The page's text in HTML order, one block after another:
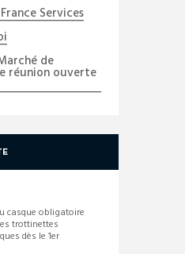
Services
de
réunion ouverte
casque obligatoire
trottinettes
dès le 1er